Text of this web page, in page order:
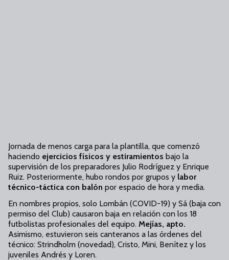
Jornada de menos carga para la plantilla, que comenzó
haciendo ejercicios físicos y estiramientos bajo la
supervisión de los preparadores Julio Rodríguez y Enrique
Ruiz. Posteriormente, hubo rondos por grupos y labor
técnico-táctica con balón por espacio de hora y media.
En nombres propios, solo Lombán (COVID-19) y Sá (baja con
permiso del Club) causaron baja en relación con los 18
futbolistas profesionales del equipo. Mejías, apto.
Asimismo, estuvieron seis canteranos a las órdenes del
técnico: Strindholm (novedad), Cristo, Mini, Benítez y los
juveniles Andrés y Loren.